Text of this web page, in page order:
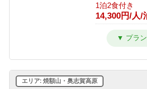
1泊2食付き
14,300円/人/
早めの夕食17：
お得に泊まる！
【洋室・２食付
エリア: 焼額山・奥志賀高原